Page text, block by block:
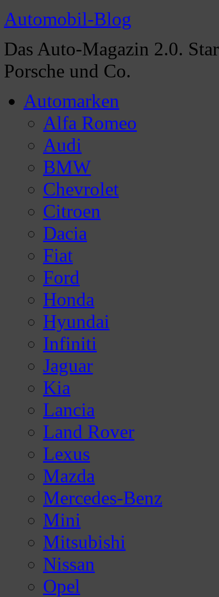
Automobil-Blog
Das Auto-Magazin 2.0.
Porsche und Co.
Automarken
Alfa Romeo
Audi
BMW
Chevrolet
Citroen
Dacia
Fiat
Ford
Honda
Hyundai
Infiniti
Jaguar
Kia
Lancia
Land Rover
Lexus
Mazda
Mercedes-Benz
Mini
Mitsubishi
Nissan
Opel